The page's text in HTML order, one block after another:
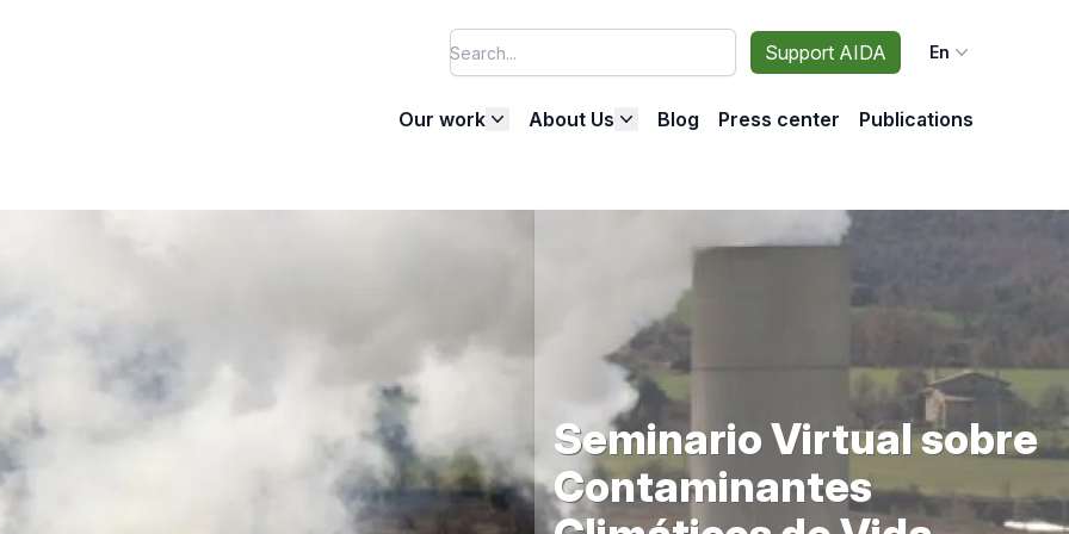
Support AIDA En
Our work About Us Blog Press center Publications
Seminario Virtual sobre
Contaminantes